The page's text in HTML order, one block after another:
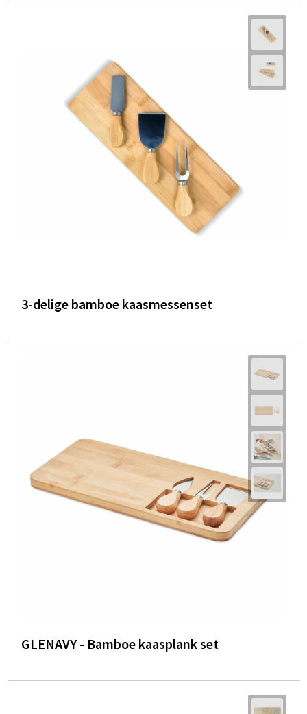
3-delige bamboe kaasmessenset
GLENAVY - Bamboe kaasplank set